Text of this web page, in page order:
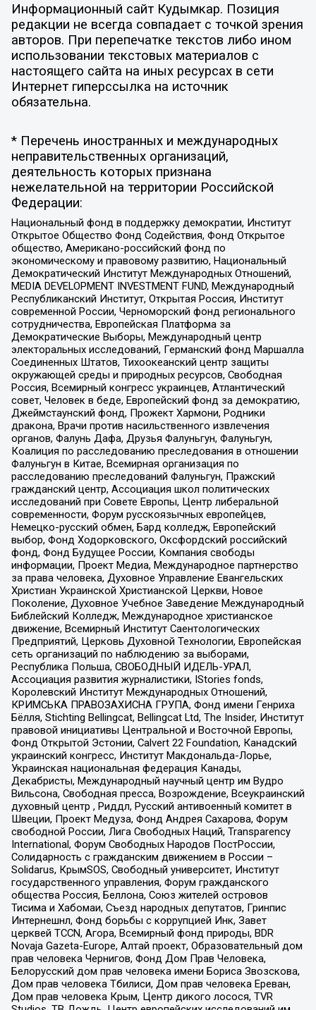
Информационный сайт Кудымкар. Позиция
редакции не всегда совпадает с точкой зрения
авторов. При перепечатке текстов либо ином
использовании текстовых материалов с
настоящего сайта на иных ресурсах в сети
Интернет гиперссылка на источник
обязательна.
* Перечень иностранных и международных
неправительственных организаций,
деятельность которых признана
нежелательной на территории Российской
Федерации:
Национальный фонд в поддержку демократии, Институт
Открытое Общество Фонд Содействия, Фонд Открытое
общество, Американо-российский фонд по
экономическому и правовому развитию, Национальный
Демократический Институт Международных Отношений,
MEDIA DEVELOPMENT INVESTMENT FUND, Международный
Республиканский Институт, Открытая Россия, Институт
современной России, Черноморский фонд регионального
сотрудничества, Европейская Платформа за
Демократические Выборы, Международный центр
электоральных исследований, Германский фонд Маршалла
Соединенных Штатов, Тихоокеанский центр защиты
окружающей среды и природных ресурсов, Свободная
Россия, Всемирный конгресс украинцев, Атлантический
совет, Человек в беде, Европейский фонд за демократию,
Джеймстаунский фонд, Прожект Хармони, Родники
дракона, Врачи против насильственного извлечения
органов, Фалунь Дафа, Друзья Фалуньгун, Фалуньгун,
Коалиция по расследованию преследования в отношении
Фалуньгун в Китае, Всемирная организация по
расследованию преследований Фалуньгун, Пражский
гражданский центр, Ассоциация школ политических
исследований при Совете Европы, Центр либеральной
современности, Форум русскоязычных европейцев,
Немецко-русский обмен, Бард колледж, Европейский
выбор, Фонд Ходорковского, Оксфордский российский
фонд, Фонд Будущее России, Компания свободы
информации, Проект Медиа, Международное партнерство
за права человека, Духовное Управление Евангельских
Христиан Украинской Христианской Церкви, Новое
Поколение, Духовное Учебное Заведение Международный
Библейский Колледж, Международное христианское
движение, Всемирный Институт Саентологических
Предприятий, Церковь Духовной Технологии, Европейская
сеть организаций по наблюдению за выборами,
Республика Польша, СВОБОДНЫЙ ИДЕЛЬ-УРАЛ,
Ассоциация развития журналистики, IStories fonds,
Королевский Институт Международных Отношений,
КРИМСЬКА ПРАВОЗАХИСНА ГРУПА, Фонд имени Генриха
Бёлля, Stichting Bellingcat, Bellingcat Ltd, The Insider, Институт
правовой инициативы Центральной и Восточной Европы,
Фонд Открытой Эстонии, Calvert 22 Foundation, Канадский
украинский конгресс, Институт Макдональда-Лорье,
Украинская национальная федерация Канады,
Декабристы, Международный научный центр им Вудро
Вильсона, Свободная пресса, Возрождение, Всеукраинский
духовный центр , Риддл, Русский антивоенный комитет в
Швеции, Проект Медуза, Фонд Андрея Сахарова, Форум
свободной России, Лига Свободных Наций, Transparеncy
International, Форум Свободных Народов ПостРоссии,
Солидарность с гражданским движением в России –
Solidarus, КрымSOS, Свободный университет, Институт
государственного управления, Форум гражданского
общества Россия, Беллона, Союз жителей островов
Тисима и Хабомаи, Съезд народных депутатов, Гринпис
Интернешнл, Фонд борьбы с коррупцией Инк, Завет
церквей TCCN, Агора, Всемирный фонд природы, BDR
Novaja Gazeta-Europe, Алтай проект, Образовательный дом
прав человека Чернигов, Фонд Дом Прав Человека,
Белорусский дом прав человека имени Бориса Звозскова,
Дом прав человека Тбилиси, Дом прав человека Ереван,
Дом прав человека Крым, Центр дикого лосося, TVR